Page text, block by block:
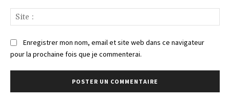
:
Enregistrer mon nom, email et site web dans ce navigateur
pour la prochaine fois que je commenterai.